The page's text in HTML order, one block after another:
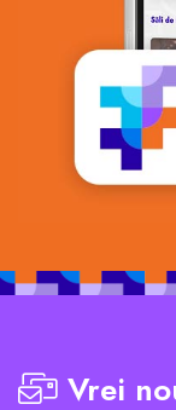
Vrei